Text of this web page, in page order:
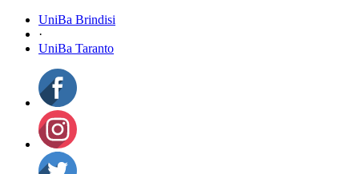
UniBa Brindisi
·
UniBa Taranto